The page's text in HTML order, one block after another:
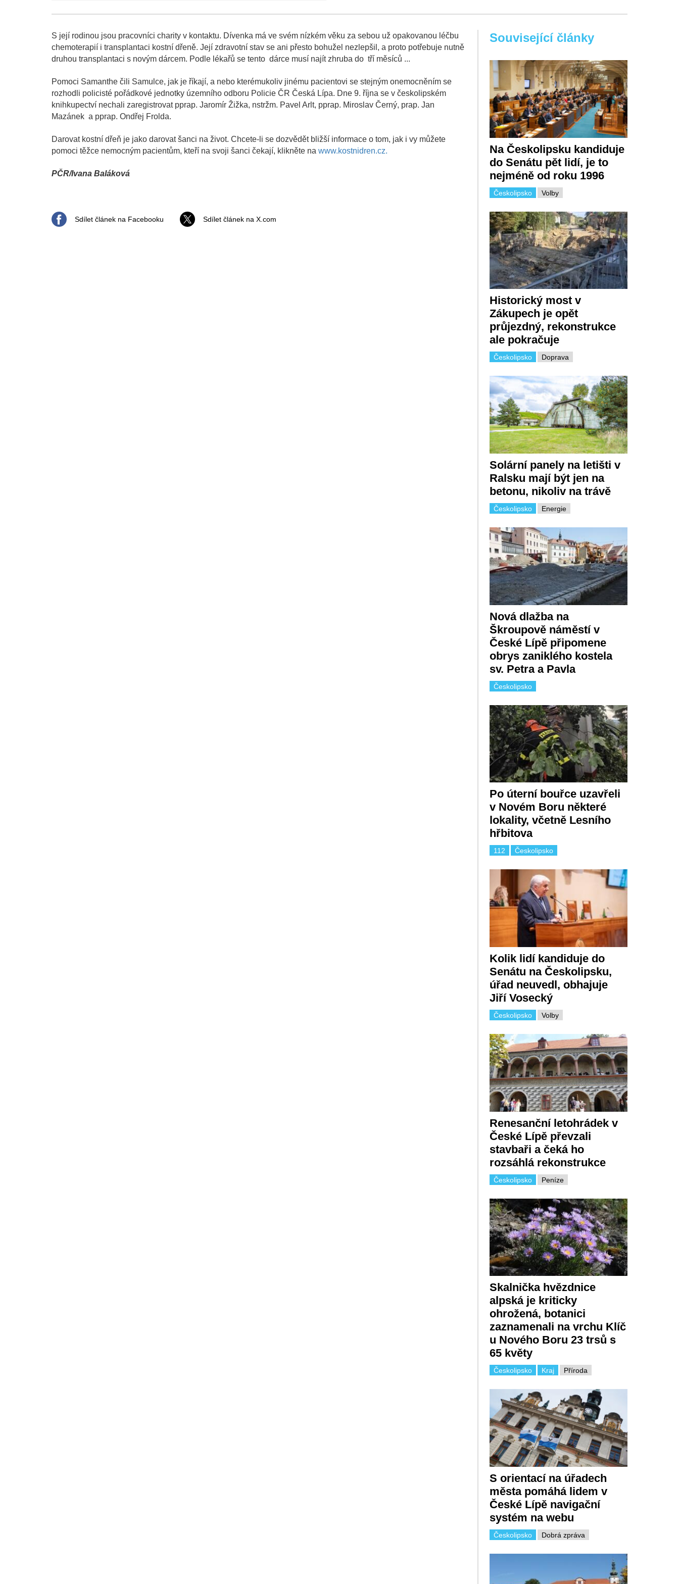
S její rodinou jsou pracovníci charity v kontaktu. Dívenka má ve svém nízkém věku za sebou už opakovanou léčbu
chemoterapií i transplantaci kostní dřeně. Její zdravotní stav se ani přesto bohužel nezlepšil, a proto potřebuje nutně
druhou transplantaci s novým dárcem. Podle lékařů se tento dárce musí najít zhruba do tří měsíců ...
Pomoci Samanthe čili Samulce, jak je říkají, a nebo kterémukoliv jinému pacientovi se stejným onemocněním se
rozhodli policisté pořádkové jednotky územního odboru Policie ČR Česká Lípa. Dne 9. října se v českolipském
knihkupectví nechali zaregistrovat pprap. Jaromír Žižka, nstržm. Pavel Arlt, pprap. Miroslav Černý, prap. Jan
Mazánek a pprap. Ondřej Frolda.
Darovat kostní dřeň je jako darovat šanci na život. Chcete-li se dozvědět bližší informace o tom, jak i vy můžete
pomoci těžce nemocným pacientům, kteří na svoji šanci čekají, klikněte na www.kostnidren.cz.
PČR/Ivana Baláková
Sdílet článek na Facebooku Sdílet článek na X.com
Související články
Na Českolipsku kandiduje
do Senátu pět lidí, je to
nejméně od roku 1996
Českolipsko Volby
Historický most v
Zákupech je opět
průjezdný, rekonstrukce
ale pokračuje
Českolipsko Doprava
Solární panely na letišti v
Ralsku mají být jen na
betonu, nikoliv na trávě
Českolipsko Energie
Nová dlažba na
Škroupově náměstí v
České Lípě připomene
obrys zaniklého kostela
sv. Petra a Pavla
Českolipsko
Po úterní bouřce uzavřeli
v Novém Boru některé
lokality, včetně Lesního
hřbitova
112 Českolipsko
Kolik lidí kandiduje do
Senátu na Českolipsku,
úřad neuvedl, obhajuje
Jiří Vosecký
Českolipsko Volby
Renesanční letohrádek v
České Lípě převzali
stavbaři a čeká ho
rozsáhlá rekonstrukce
Českolipsko Peníze
Skalnička hvězdnice
alpská je kriticky
ohrožená, botanici
zaznamenali na vrchu Klíč
u Nového Boru 23 trsů s
65 květy
Českolipsko Kraj Příroda
S orientací na úřadech
města pomáhá lidem v
České Lípě navigační
systém na webu
Českolipsko Dobrá zpráva